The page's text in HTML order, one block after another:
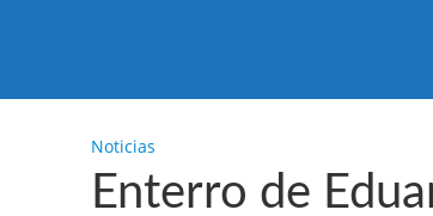
Noticias
Enterro de